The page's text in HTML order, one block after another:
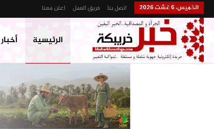
الخميس، 6 غشت 2026 اتصل بنا فريق العمل اعلن معنا
الرئيسية